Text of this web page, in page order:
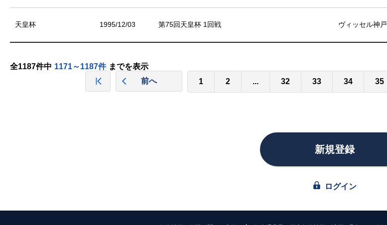
天皇杯 1995/12/03 第75回天皇杯 1回戦 ヴィッセル神戸
全1187件中 1171～1187件 までを表示
前へ
1 2 ... 32 33 34 35
新規登録
ログイン